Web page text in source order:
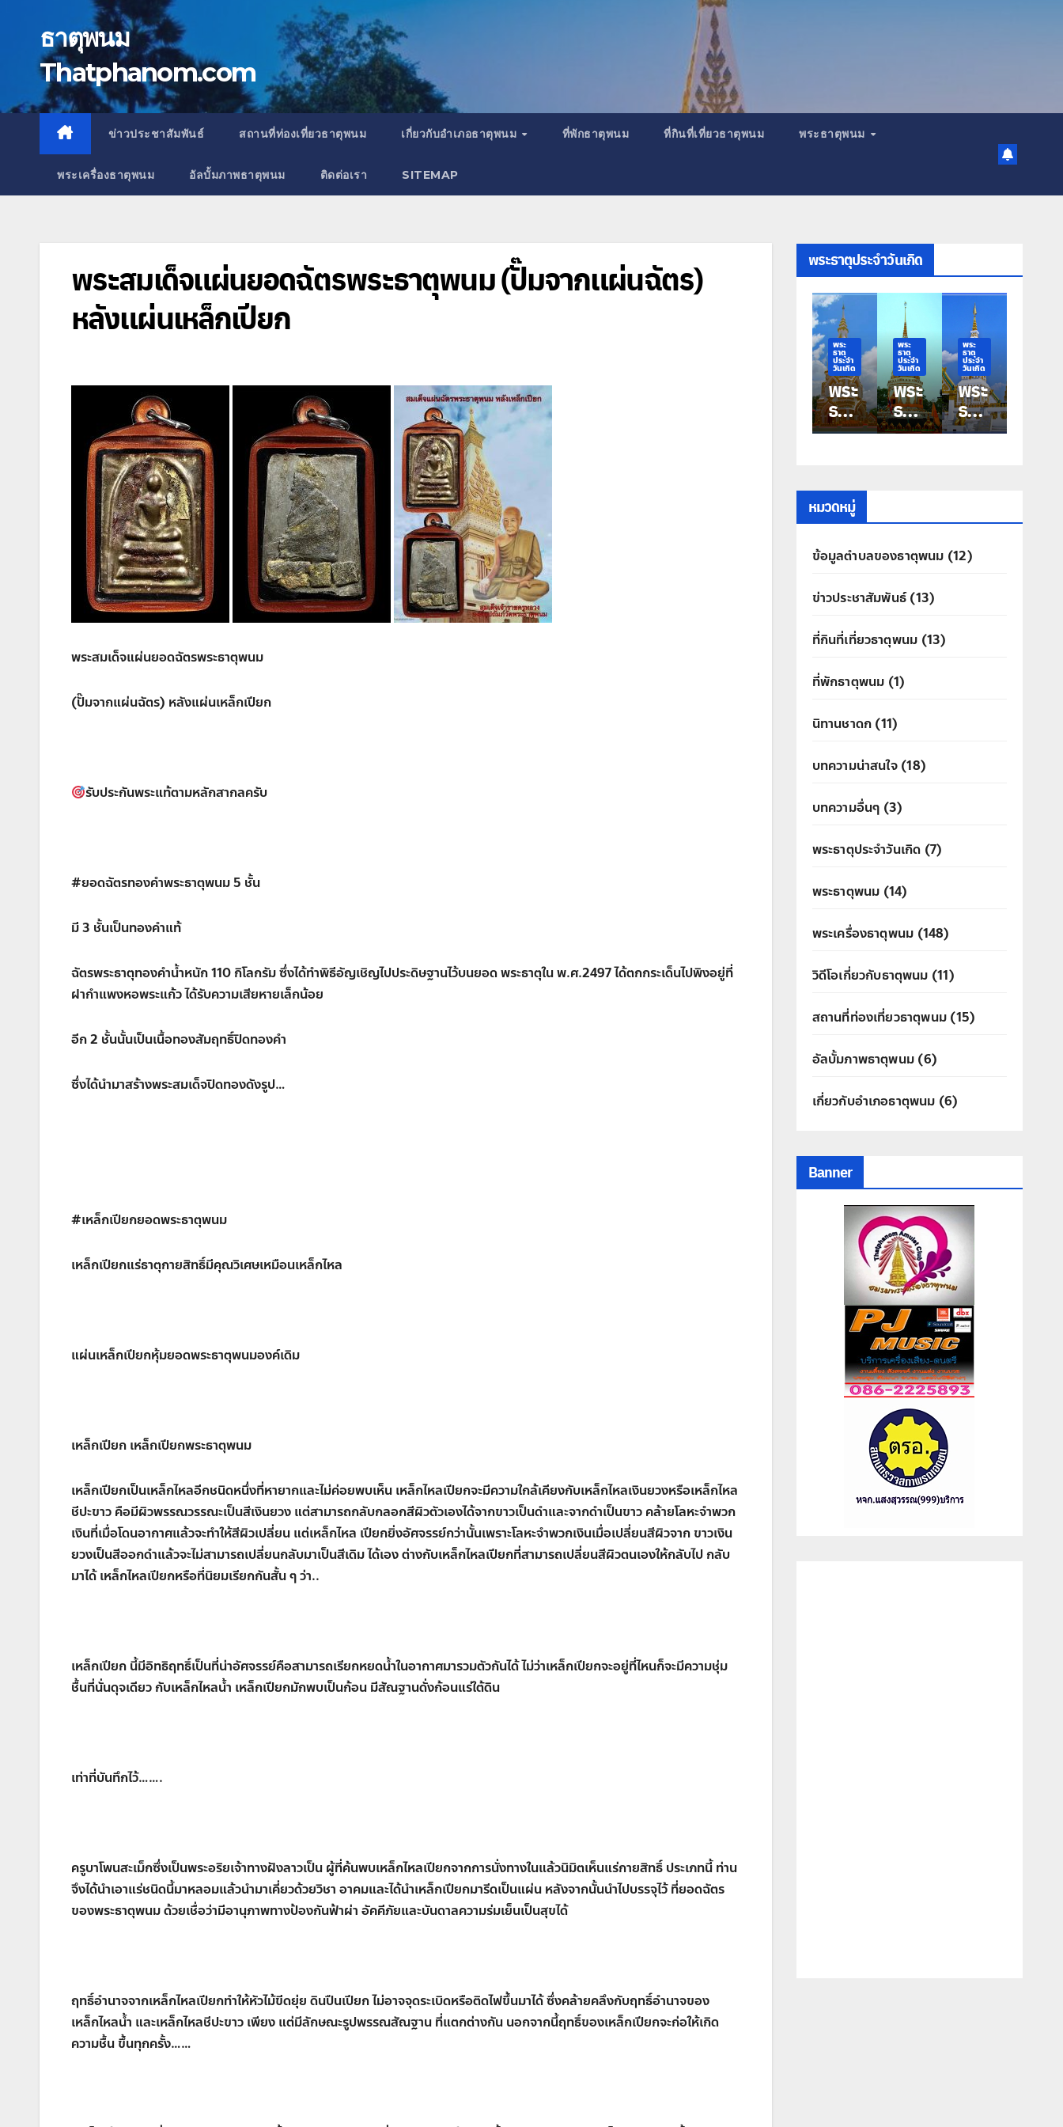
contentธาตุพนม
Thatphanom.com
ข่าวประชาสัมพันธ์ สถานที่ท่องเที่ยวธาตุพนม เกี่ยวกับอำเภอธาตุพนม ที่พักธาตุพนม ที่กินที่เที่ยวธาตุพนม พระธาตุพนม
พระเครื่องธาตุพนม อัลบั้มภาพธาตุพนม ติดต่อเรา SITEMAP
พระสมเด็จแผ่นยอดฉัตรพระธาตุพนม (ปั๊มจากแผ่นฉัตร)
หลังแผ่นเหล็กเปียก
พระสมเด็จแผ่นยอดฉัตรพระธาตุพนม
(ปั๊มจากแผ่นฉัตร) หลังแผ่นเหล็กเปียก
รับประกันพระแท้ตามหลักสากลครับ
#ยอดฉัตรทองคำพระธาตุพนม 5 ชั้น
มี 3 ชั้นเป็นทองคำแท้
ฉัตรพระธาตุทองคำน้ำหนัก 110 กิโลกรัม ซึ่งได้ทำพิธีอัญเชิญไปประดิษฐานไว้บนยอด พระธาตุใน พ.ศ.2497 ได้ตกกระเด็นไปพิงอยู่ที่
ฝากำแพงหอพระแก้ว ได้รับความเสียหายเล็กน้อย
อีก 2 ชั้นนั้นเป็นเนื้อทองสัมฤทธิ์ปิดทองคำ
ซึ่งได้นำมาสร้างพระสมเด็จปิดทองดังรูป…
#เหล็กเปียกยอดพระธาตุพนม
เหล็กเปียกแร่ธาตุกายสิทธิ์มีคุณวิเศษเหมือนเหล็กไหล
แผ่นเหล็กเปียกหุ้มยอดพระธาตุพนมองค์เดิม
เหล็กเปียก เหล็กเปียกพระธาตุพนม
เหล็กเปียกเป็นเหล็กไหลอีกชนิดหนึ่งที่หายากและไม่ค่อยพบเห็น เหล็กไหลเปียกจะมีความใกล้เคียงกับเหล็กไหลเงินยวงหรือเหล็กไหล
ชีปะขาว คือมีผิวพรรณวรรณะเป็นสีเงินยวง แต่สามารถกลับกลอกสีผิวตัวเองได้จากขาวเป็นดำและจากดำเป็นขาว คล้ายโลหะจำพวก
เงินที่เมื่อโดนอากาศแล้วจะทำให้สีผิวเปลี่ยน แต่เหล็กไหล เปียกยิ่งอัศจรรย์กว่านั้นเพราะโลหะจำพวกเงินเมื่อเปลี่ยนสีผิวจาก ขาวเงิน
ยวงเป็นสีออกดำแล้วจะไม่สามารถเปลี่ยนกลับมาเป็นสีเดิม ได้เอง ต่างกับเหล็กไหลเปียกที่สามารถเปลี่ยนสีผิวตนเองให้กลับไป กลับ
มาได้ เหล็กไหลเปียกหรือที่นิยมเรียกกันสั้น ๆ ว่า..
เหล็กเปียก นี้มีอิทธิฤทธิ์เป็นที่น่าอัศจรรย์คือสามารถเรียกหยดน้ำในอากาศมารวมตัวกันได้ ไม่ว่าเหล็กเปียกจะอยู่ที่ไหนก็จะมีความชุ่ม
ชื้นที่นั่นดุจเดียว กับเหล็กไหลน้ำ เหล็กเปียกมักพบเป็นก้อน มีสัณฐานดั่งก้อนแร่ใต้ดิน
เท่าที่บันทึกไว้…….
ครูบาโพนสะเม็กซึ่งเป็นพระอริยเจ้าทางฝังลาวเป็น ผู้ที่ค้นพบเหล็กไหลเปียกจากการนั่งทางในแล้วนิมิตเห็นแร่กายสิทธิ์ ประเภทนี้ ท่าน
จึงได้นำเอาแร่ชนิดนี้มาหลอมแล้วนำมาเคี่ยวด้วยวิชา อาคมและได้นำเหล็กเปียกมารีดเป็นแผ่น หลังจากนั้นนำไปบรรจุไว้ ที่ยอดฉัตร
ของพระธาตุพนม ด้วยเชื่อว่ามีอานุภาพทางป้องกันฟ้าผ่า อัคคีภัยและบันดาลความร่มเย็นเป็นสุขได้
ฤทธิ์อำนาจจากเหล็กไหลเปียกทำให้หัวไม้ขีดยุ่ย ดินปืนเปียก ไม่อาจจุดระเบิดหรือติดไฟขึ้นมาได้ ซึ่งคล้ายคลึงกับฤทธิ์อำนาจของ
เหล็กไหลน้ำ และเหล็กไหลชีปะขาว เพียง แต่มีลักษณะรูปพรรณสัณฐาน ที่แตกต่างกัน นอกจากนี้ฤทธิ์ของเหล็กเปียกจะก่อให้เกิด
ความชื้น ขึ้นทุกครั้ง……
พระธาตุประจำวันเกิด
เกิด
ศุกร์
พระ
ธาตุ
ประจำ
วันเกิด
พระ
ธาตุ
ประ
เกิด
วัน
พฤ
หัสบ
ดี
พระ
ธาตุ
ประ
สิทธิ์
พระ
ธาตุ
ประจำ
วันเกิด
พระ
ธาตุ
ประ
พุธ
พระ
ธาตุ
มหา
ชัย
พระ
ธาตุ
ประจำ
วันเกิด
พระ
ธาตุ
ประ
อังค
าร
พระ
หมวดหมู่
ข้อมูลตำบลของธาตุพนม (12)
ข่าวประชาสัมพันธ์(13)
ที่กินที่เที่ยวธาตุพนม (13)
ที่พักธาตุพนม (1)
นิทานชาดก (11)
บทความน่าสนใจ(18)
บทความอื่นๆ (3)
พระธาตุประจำวันเกิด (7)
พระธาตุพนม (14)
พระเครื่องธาตุพนม (148)
วิดีโอเกี่ยวกับธาตุพนม (11)
สถานที่ท่องเที่ยวธาตุพนม (15)
อัลบั้มภาพธาตุพนม (6)
เกี่ยวกับอำเภอธาตุพนม (6)
Banner